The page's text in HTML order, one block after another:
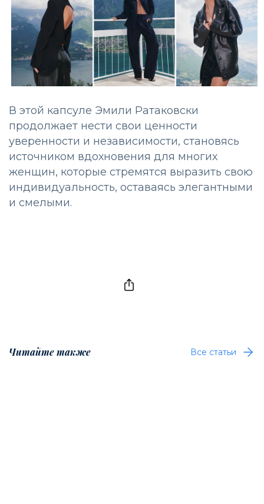
В этой капсуле Эмили Ратаковски
продолжает нести свои ценности
уверенности и независимости, становясь
источником вдохновения для многих
женщин, которые стремятся выразить свою
индивидуальность, оставаясь элегантными
и смелыми.
Читайте также Все статьи